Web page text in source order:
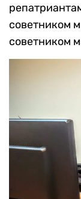
советником
советником